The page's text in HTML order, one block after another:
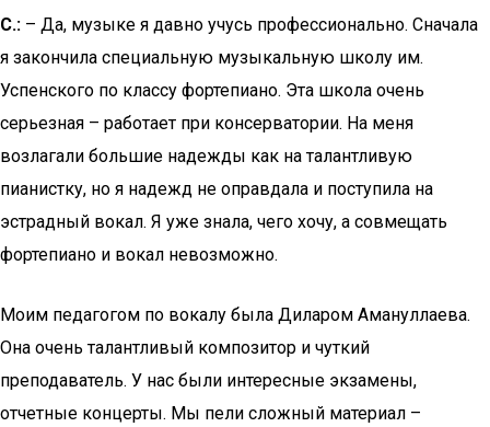
С.: – Да, музыке я давно учусь профессионально. Сначала
я закончила специальную музыкальную школу им.
Успенского по классу фортепиано. Эта школа очень
серьезная – работает при консерватории. На меня
возлагали большие надежды как на талантливую
пианистку, но я надежд не оправдала и поступила на
эстрадный вокал. Я уже знала, чего хочу, а совмещать
фортепиано и вокал невозможно.
Моим педагогом по вокалу была Диларом Амануллаева.
Она очень талантливый композитор и чуткий
преподаватель. У нас были интересные экзамены,
отчетные концерты. Мы пели сложный материал –